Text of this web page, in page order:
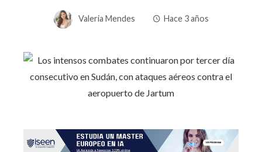
Valeria Mendes Hace 3 años